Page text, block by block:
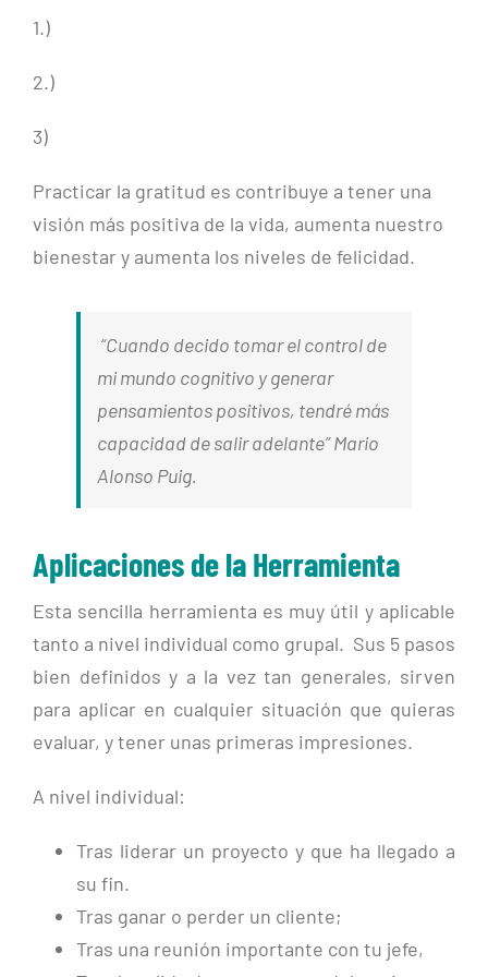
1.)
2.)
3)
Practicar la gratitud es contribuye a tener una
visión más positiva de la vida, aumenta nuestro
bienestar y aumenta los niveles de felicidad.
“Cuando decido tomar el control de
mi mundo cognitivo y generar
pensamientos positivos, tendré más
capacidad de salir adelante” Mario
Alonso Puig.
Aplicaciones de la Herramienta
Esta sencilla herramienta es muy útil y aplicable
tanto a nivel individual como grupal. Sus 5 pasos
bien definidos y a la vez tan generales, sirven
para aplicar en cualquier situación que quieras
evaluar, y tener unas primeras impresiones.
A nivel individual:
Tras liderar un proyecto y que ha llegado a
su fin.
Tras ganar o perder un cliente;
Tras una reunión importante con tu jefe,